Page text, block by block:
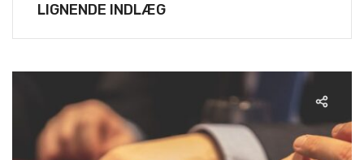
LIGNENDE INDLÆG